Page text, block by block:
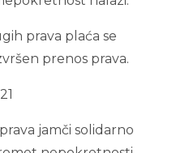
prava plaća se
prenos prava.
jamči solidarno